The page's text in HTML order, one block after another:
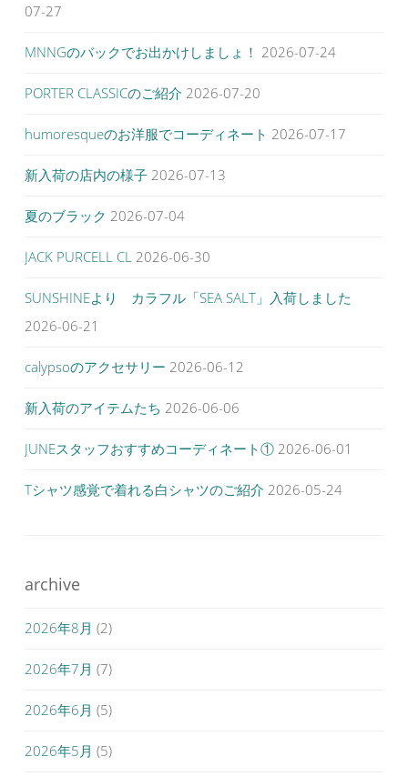
07-27
MNNGのバックでお出かけしましょ！ 2026-07-24
PORTER CLASSICのご紹介 2026-07-20
humoresqueのお洋服でコーディネート 2026-07-17
新入荷の店内の様子 2026-07-13
夏のブラック 2026-07-04
JACK PURCELL CL 2026-06-30
SUNSHINEより カラフル「SEA SALT」入荷しました
2026-06-21
calypsoのアクセサリー 2026-06-12
新入荷のアイテムたち 2026-06-06
JUNEスタッフおすすめコーディネート① 2026-06-01
Tシャツ感覚で着れる白シャツのご紹介 2026-05-24
archive
2026年8月 (2)
2026年7月 (7)
2026年6月 (5)
2026年5月 (5)